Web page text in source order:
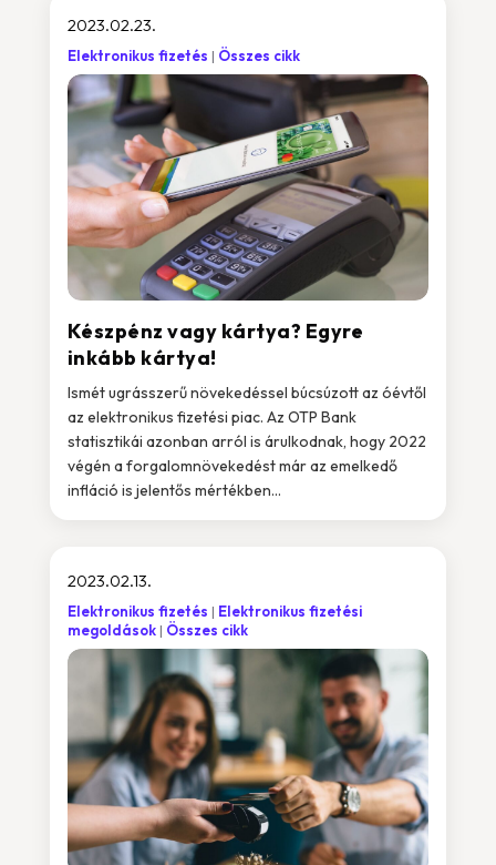
Készpénz vagy kártya? Egyre
inkább kártya!
2023.02.23.
Elektronikus fizetés Összes cikk
Ismét ugrásszerű növekedéssel búcsúzott az óévtől
az elektronikus fizetési piac. Az OTP Bank
statisztikái azonban arról is árulkodnak, hogy 2022
végén a forgalomnövekedést már az emelkedő
infláció is jelentős mértékben...
2023.02.13.
Elektronikus fizetés
Elektronikus fizetési
megoldások
Összes cikk